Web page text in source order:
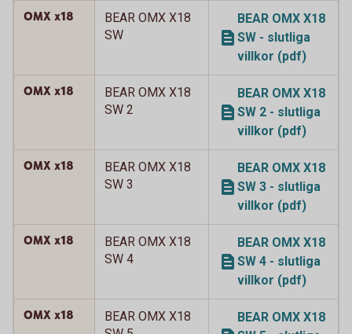
OMX x18
BEAR OMX X18
SW
BEAR OMX X18
SW - slutliga
villkor (pdf)
OMX x18
BEAR OMX X18
SW 2
BEAR OMX X18
SW 2 - slutliga
villkor (pdf)
OMX x18
BEAR OMX X18
SW 3
BEAR OMX X18
SW 3 - slutliga
villkor (pdf)
OMX x18
BEAR OMX X18
SW 4
BEAR OMX X18
SW 4 - slutliga
villkor (pdf)
OMX x18
BEAR OMX X18
BEAR OMX X18